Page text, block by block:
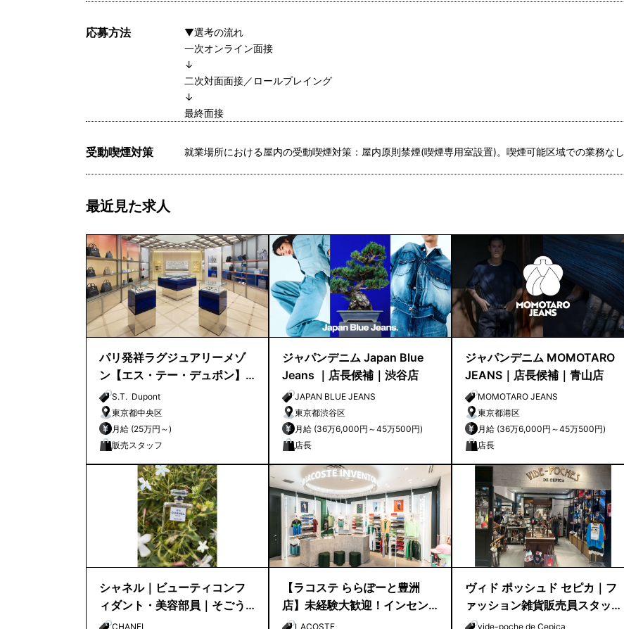
応募方法
▼選考の流れ
一次オンライン面接
↓
二次対面面接／ロールプレイング
↓
最終面接
受動喫煙対策 就業場所における屋内の受動喫煙対策：屋内原則禁煙(喫煙専用室設置)。喫煙可能区域での業務なし
最近見た求人
パリ発祥ラグジュアリーメゾ
ン【エス・テー・デュポン】
銀座路面店 販売スタッフ募集
｜
S.T. Dupont
東京都中央区
月給 (25万円～)
販売スタッフ
ジャパンデニム Japan Blue
Jeans ｜店長候補｜渋谷店
JAPAN BLUE JEANS
東京都渋谷区
月給 (36万6,000円～45万500円)
店長
ジャパンデニム MOMOTARO
JEANS｜店長候補｜青山店
MOMOTARO JEANS
東京都港区
月給 (36万6,000円～45万500円)
店長
シャネル｜ビューティコンフ
ィダント・美容部員｜そごう
千葉CHANEL
【ラコステ ららぽーと豊洲
店】未経験大歓迎！インセン
ティブあり！20～30代活躍
LACOSTE
ヴィド ポッシュド セピカ｜フ
ァッション雑貨販売員スタッ
フ｜アトレ品川
vide-poche de Cepica